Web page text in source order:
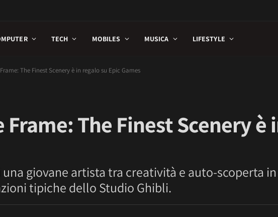
TECH MOBILES MUSICA LIFESTYLE
The Finest Scenery è in regalo su Epic Games
The Finest Scenery è
giovane artista tra creatività e auto-scoperta
tipiche dello Studio Ghibli.